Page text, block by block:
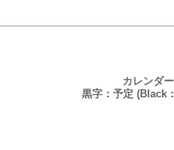
カレンダ
黒字：予定